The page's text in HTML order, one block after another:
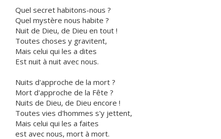
Quel secret habitons-nous ?
Quel mystère nous habite ?
Nuit de Dieu, de Dieu en tout !
Toutes choses y gravitent,
Mais celui qui les a dites
Est nuit à nuit avec nous.
Nuits d'approche de la mort ?
Mort d'approche de la Fête ?
Nuits de Dieu, de Dieu encore !
Toutes vies d'hommes s'y jettent,
Mais celui qui les a faites
est avec nous, mort à mort.